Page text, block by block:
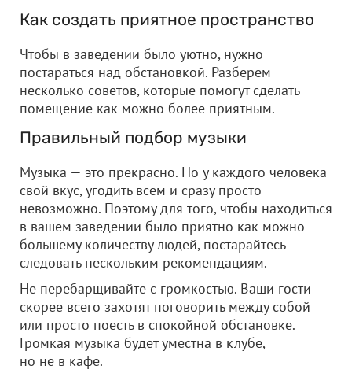
Как создать приятное пространство
Чтобы в заведении было уютно, нужно
постараться над обстановкой. Разберем
несколько советов, которые помогут сделать
помещение как можно более приятным.
Правильный подбор музыки
Музыка — это прекрасно. Но у каждого человека
свой вкус, угодить всем и сразу просто
невозможно. Поэтому для того, чтобы находиться
в вашем заведении было приятно как можно
большему количеству людей, постарайтесь
следовать нескольким рекомендациям.
Не перебарщивайте с громкостью. Ваши гости
скорее всего захотят поговорить между собой
или просто поесть в спокойной обстановке.
Громкая музыка будет уместна в клубе,
но не в кафе.